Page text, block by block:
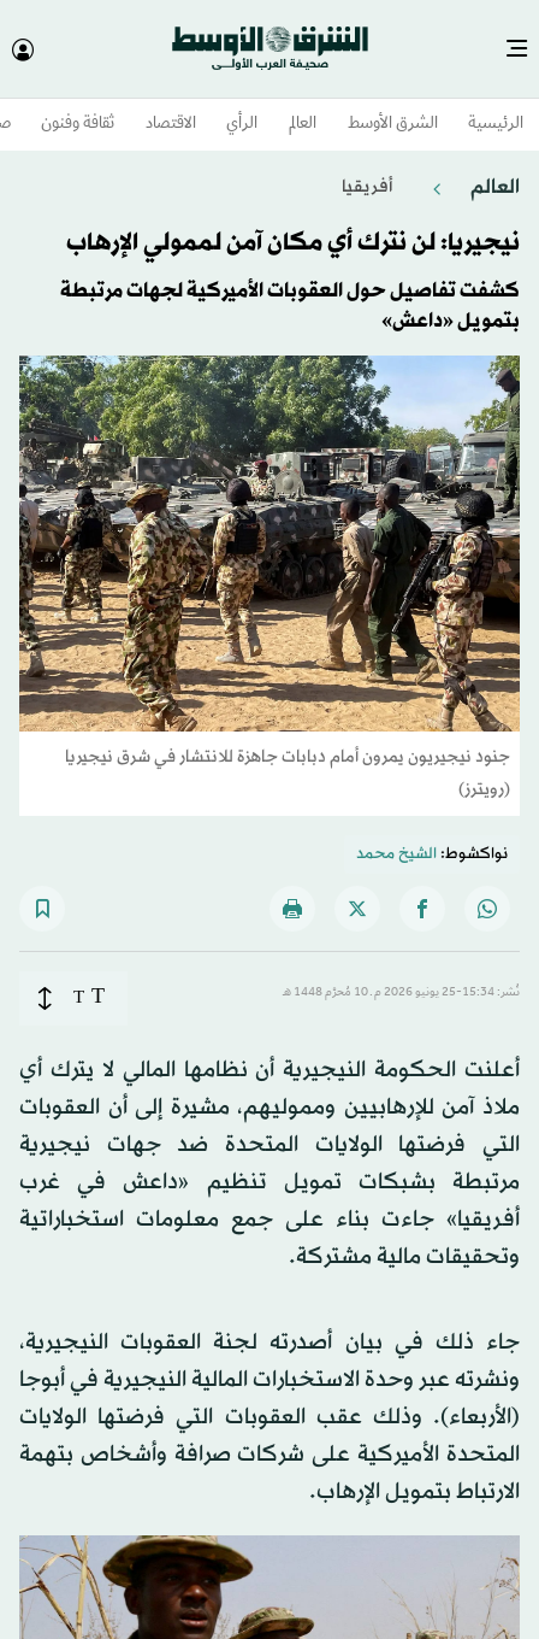
الرئيسية الشرق الأوسط​ العالم الرأي الاقتصاد ثقافة وفنون
العالم أفريقيا
نيجيريا: لن نترك أي مكان آمن لممولي الإرهاب
كشفت تفاصيل حول العقوبات الأميركية لجهات مرتبطة
بتمويل «داعش»
جنود نيجيريون يمرون أمام دبابات جاهزة للانتشار في شرق نيجيريا
(رويترز)
نواكشوط:الشيخ محمد
نُشر: 15:34-25 يونيو 2026 م ـ 10 مُحرَّم 1448 هـ T
T
أعلنت الحكومة النيجيرية أن نظامها المالي لا يترك أي
ملاذ آمن للإرهابيين ومموليهم، مشيرة إلى أن العقوبات
التي فرضتها الولايات المتحدة ضد جهات نيجيرية
مرتبطة بشبكات تمويل تنظيم «داعش في غرب
أفريقيا» جاءت بناء على جمع معلومات استخباراتية
وتحقيقات مالية مشتركة.
جاء ذلك في بيان أصدرته لجنة العقوبات النيجيرية،
ونشرته عبر وحدة الاستخبارات المالية النيجيرية في أبوجا
(الأربعاء). وذلك عقب العقوبات التي فرضتها الولايات
المتحدة الأميركية على شركات صرافة وأشخاص بتهمة
الارتباط بتمويل الإرهاب.